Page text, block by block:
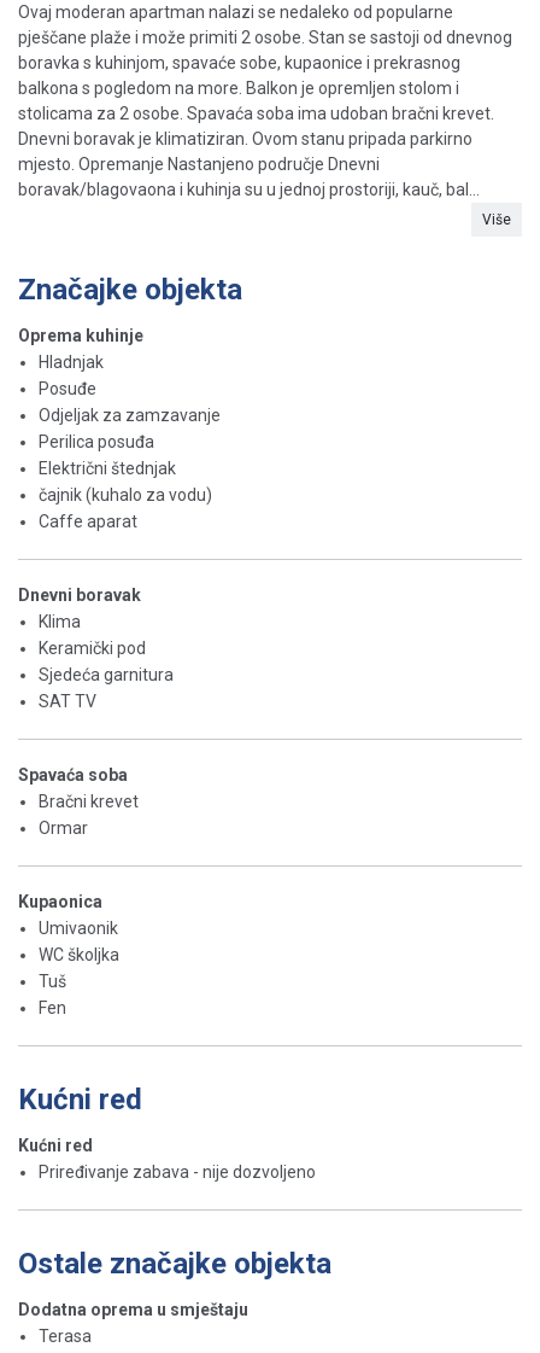
Ovaj moderan apartman nalazi se nedaleko od popularne
pješčane plaže i može primiti 2 osobe. Stan se sastoji od dnevnog
boravka s kuhinjom, spavaće sobe, kupaonice i prekrasnog
balkona s pogledom na more. Balkon je opremljen stolom i
stolicama za 2 osobe. Spavaća soba ima udoban bračni krevet.
Dnevni boravak je klimatiziran. Ovom stanu pripada parkirno
mjesto. Opremanje Nastanjeno područje Dnevni
boravak/blagovaona i kuhinja su u jednoj prostoriji, kauč, bal...
Više
Značajke objekta
Oprema kuhinje
Hladnjak
Posuđe
Odjeljak za zamzavanje
Perilica posuđa
Električni štednjak
čajnik (kuhalo za vodu)
Caffe aparat
Dnevni boravak
Klima
Keramički pod
Sjedeća garnitura
SAT TV
Spavaća soba
Bračni krevet
Ormar
Kupaonica
Umivaonik
WC školjka
Tuš
Fen
Kućni red
Kućni red
Priređivanje zabava - nije dozvoljeno
Ostale značajke objekta
Dodatna oprema u smještaju
Terasa